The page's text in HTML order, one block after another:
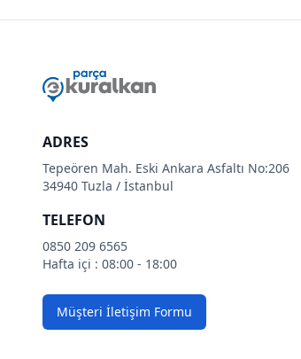
ADRES
Tepeören Mah. Eski Ankara Asfaltı No:206
34940 Tuzla / İstanbul
TELEFON
0850 209 6565
Hafta içi : 08:00 - 18:00
Müşteri İletişim Formu